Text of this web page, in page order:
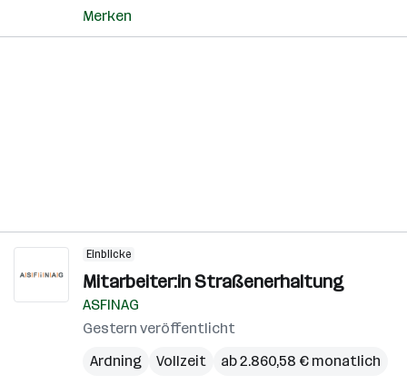
Merken
Einblicke
Mitarbeiter:in Straßenerhaltung
ASFINAG
Gestern veröffentlicht
Ardning
Vollzeit ab 2.860,58 € monatlich